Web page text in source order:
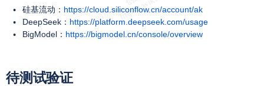
硅基流动： https://cloud.siliconflow.cn/account/ak
DeepSeek： https://platform.deepseek.com/usage
BigModel： https://bigmodel.cn/console/overview
待测试验证